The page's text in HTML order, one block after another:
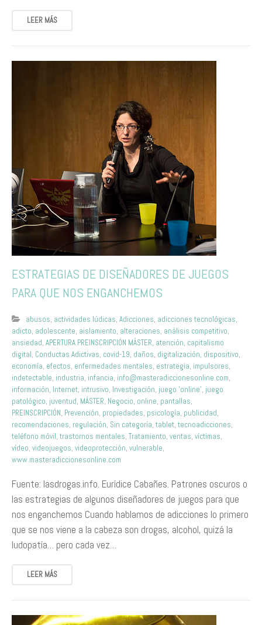
LEER MÁS
ESTRATEGIAS DE DISEÑADORES DE JUEGOS
PARA QUE NOS ENGANCHEMOS
abusos, actividades lúdicas, Adicciones, adicciones tecnológicas,
adicto, adolescente, aislamiento, alteraciones, análisis competitivo,
ansiedad, APERTURA PREINSCRIPCIÓN MÁSTER, atención, capitalismo
digital, Conductas Adictivas, covid-19, daños, digitalización, dispositivo,
economía, efectos, enfermedades mentales, estrategia, impulsores,
indetectable, industria, infancia, info@masteradiccionesonline.com,
información, Internet, intrusivo, Investigación, juego 'online', juego
patológico, juventud, MÁSTER, Negocio, online, pantallas,
PREINSCRIPCIÓN, Prevención, propiedades, psicología, publicidad,
recomendaciones, regulación, Sin categoría, tablet, tecnoadicciones,
teléfono móvil, trastornos mentales, Tratamiento, ventas, víctimas,
vídeo, videojuegos, videoprotección, vulnerable,
www.masteradiccionesonline.com
Fuente: lasdrogas.info. Eurídice Cabañes. Patrones oscuros o
las estrategias de algunos diseñadores de juegos para que
nos enganchemos Cuando hablamos de adicciones lo primero
que se nos viene a la cabeza son drogas, alcohol, quizá la
ludopatía… pero cada vez…
LEER MÁS